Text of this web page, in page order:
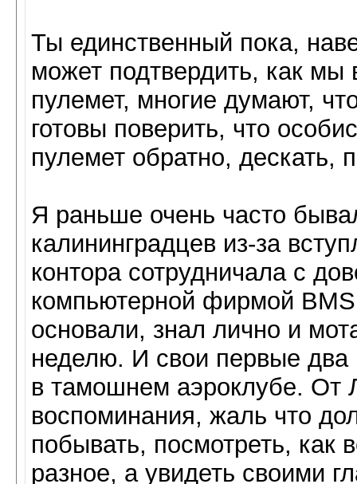
Ты единственный пока,
может подтвердить, как
пулемет, многие думают,
готовы поверить, что
пулемет обратно, дескать,
Я раньше очень часто
калининградцев из-за
контора сотрудничала с
компьютерной фирмой
основали, знал лично и
неделю. И свои первые
в тамошнем аэроклубе. От
воспоминания, жаль что
побывать, посмотреть, как
разное, а увидеть своими